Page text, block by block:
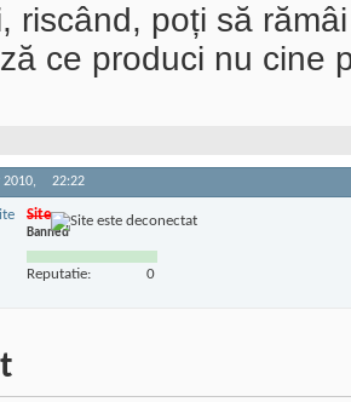
riscând, poți să
ce produci nu cine
22:22
Site
Banned
Reputatie: 0